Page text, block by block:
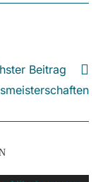
Beitrag